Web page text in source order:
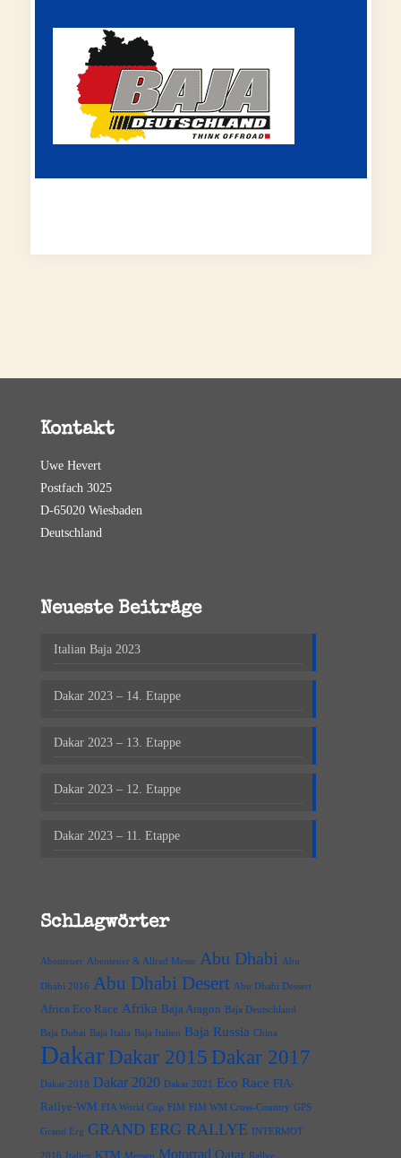
Kontakt
Uwe Hevert
Postfach 3025
D-65020 Wiesbaden
Deutschland
Neueste Beiträge
Italian Baja 2023
Dakar 2023 – 14. Etappe
Dakar 2023 – 13. Etappe
Dakar 2023 – 12. Etappe
Dakar 2023 – 11. Etappe
Schlagwörter
Abenteuer Abenteuer & Allrad Messe Abu Dhabi Abu
Dhabi 2016 Abu Dhabi Desert Abu Dhabi Dessert
Africa Eco Race Afrika Baja Aragon Baja Deutschland
Baja Dubai Baja Italia Baja Italien Baja Russia China
Dakar Dakar 2015 Dakar 2017
Dakar 2018 Dakar 2020 Dakar 2021 Eco Race FIA-
Rallye-WM
FIA World Cup FIM FIM WM Cross-Country GPS
Grand Erg GRAND ERG RALLYE INTERMOT
2016 Italien KTM Messen Motorrad Qatar Rallye